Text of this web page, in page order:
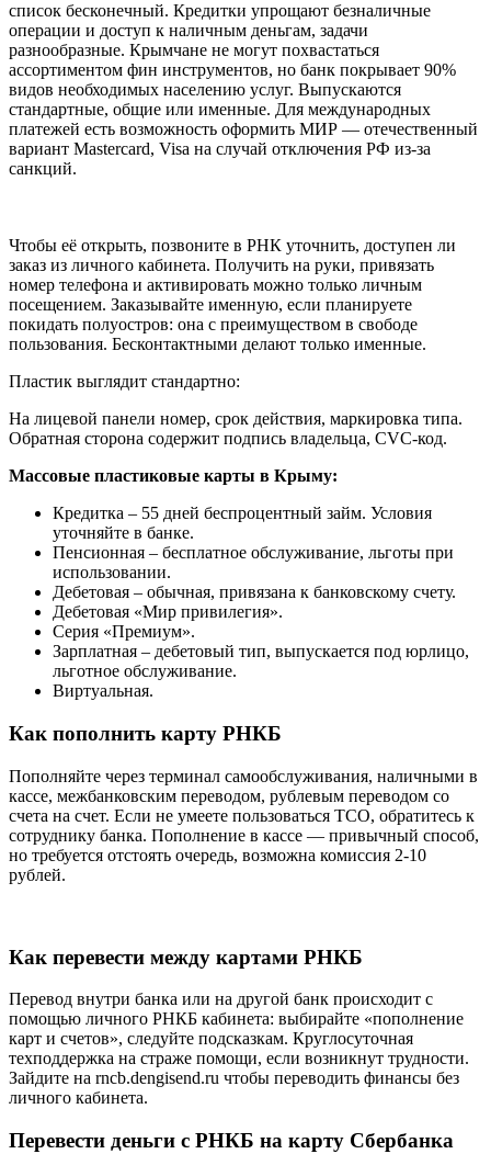
список бесконечный. Кредитки упрощают безналичные
операции и доступ к наличным деньгам, задачи
разнообразные. Крымчане не могут похвастаться
ассортиментом фин инструментов, но банк покрывает 90%
видов необходимых населению услуг. Выпускаются
стандартные, общие или именные. Для международных
платежей есть возможность оформить МИР — отечественный
вариант Mastercard, Visa на случай отключения РФ из-за
санкций.
Чтобы её открыть, позвоните в РНК уточнить, доступен ли
заказ из личного кабинета. Получить на руки, привязать
номер телефона и активировать можно только личным
посещением. Заказывайте именную, если планируете
покидать полуостров: она с преимуществом в свободе
пользования. Бесконтактными делают только именные.
Пластик выглядит стандартно:
На лицевой панели номер, срок действия, маркировка типа.
Обратная сторона содержит подпись владельца, CVC-код.
Массовые пластиковые карты в Крыму:
Кредитка – 55 дней беспроцентный займ. Условия
уточняйте в банке.
Пенсионная – бесплатное обслуживание, льготы при
использовании.
Дебетовая – обычная, привязана к банковскому счету.
Дебетовая «Мир привилегия».
Серия «Премиум».
Зарплатная – дебетовый тип, выпускается под юрлицо,
льготное обслуживание.
Виртуальная.
Как пополнить карту РНКБ
Пополняйте через терминал самообслуживания, наличными в
кассе, межбанковским переводом, рублевым переводом со
счета на счет. Если не умеете пользоваться ТСО, обратитесь к
сотруднику банка. Пополнение в кассе — привычный способ,
но требуется отстоять очередь, возможна комиссия 2-10
рублей.
Как перевести между картами РНКБ
Перевод внутри банка или на другой банк происходит с
помощью личного РНКБ кабинета: выбирайте «пополнение
карт и счетов», следуйте подсказкам. Круглосуточная
техподдержка на страже помощи, если возникнут трудности.
Зайдите на rncb.dengisend.ru чтобы переводить финансы без
личного кабинета.
Перевести деньги с РНКБ на карту Сбербанка